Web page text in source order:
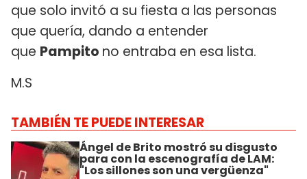
que solo invitó a su fiesta a las personas
que quería, dando a entender
que Pampito no entraba en esa lista.
M.S
TAMBIÉN TE PUEDE INTERESAR
Ángel de Brito mostró su disgusto
para con la escenografía de LAM:
"Los sillones son una vergüenza"